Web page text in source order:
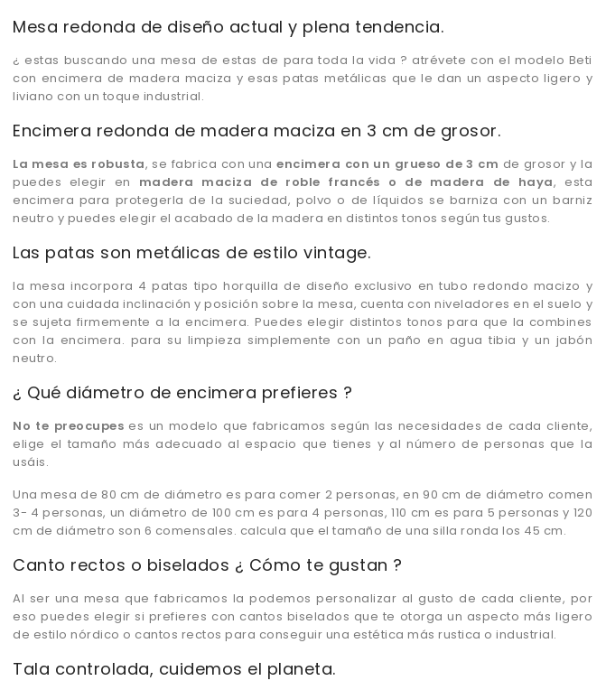
Mesa redonda de diseño actual y plena tendencia.
¿ estas buscando una mesa de estas de para toda la vida ? atrévete con el modelo Beti
con encimera de madera maciza y esas patas metálicas que le dan un aspecto ligero y
liviano con un toque industrial.
Encimera redonda de madera maciza en 3 cm de grosor.
La mesa es robusta, se fabrica con unaencimera con un grueso de 3 cm de grosor y la
puedes elegir en madera maciza de roble francés o de madera de haya, esta
encimera para protegerla de la suciedad, polvo o de líquidos se barniza con un barniz
neutro y puedes elegir el acabado de la madera en distintos tonos según tus gustos.
Las patas son metálicas de estilo vintage.
la mesa incorpora 4 patas tipo horquilla de diseño exclusivo en tubo redondo macizo y
con una cuidada inclinación y posición sobre la mesa, cuenta con niveladores en el suelo y
se sujeta firmemente a la encimera. Puedes elegir distintos tonos para que la combines
con la encimera. para su limpieza simplemente con un paño en agua tibia y un jabón
neutro.
¿ Qué diámetro de encimera prefieres ?
No te preocupes es un modelo que fabricamos según las necesidades de cada cliente,
elige el tamaño más adecuado al espacio que tienes y al número de personas que la
usáis.
Una mesa de 80 cm de diámetro es para comer 2 personas, en 90 cm de diámetro comen
3- 4 personas, un diámetro de 100 cm es para 4 personas, 110 cm es para 5 personas y 120
cm de diámetro son 6 comensales. calcula que el tamaño de una silla ronda los 45 cm.
Canto rectos o biselados ¿ Cómo te gustan ?
Al ser una mesa que fabricamos la podemos personalizar al gusto de cada cliente, por
eso puedes elegir si prefieres con cantos biselados que te otorga un aspecto más ligero
de estilo nórdico o cantos rectos para conseguir una estética más rustica o industrial.
Tala controlada, cuidemos el planeta.